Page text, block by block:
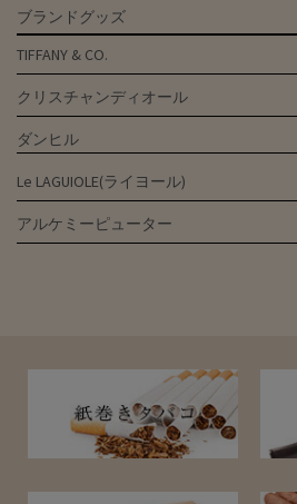
ブランドグッズ
TIFFANY & CO.
クリスチャンディオール
ダンヒル
Le LAGUIOLE(ライヨール)
アルケミーピューター